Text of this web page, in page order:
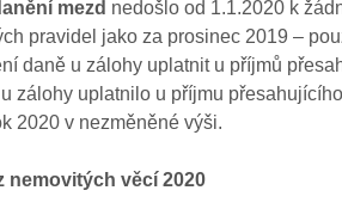
mezd nedošlo od 1.1.2020 k
pravidel jako za prosinec 2019 –
daně u zálohy uplatnit u příjmů
zálohy uplatnilo u příjmu
2020 v nezměněné výši.
nemovitých věcí 2020